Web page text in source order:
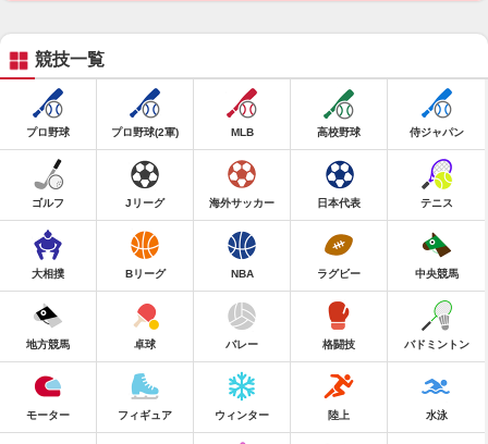
競技一覧
プロ野球 プロ野球(2軍) MLB 高校野球 侍ジャパン
ゴルフ Jリーグ 海外サッカー 日本代表 テニス
大相撲 Bリーグ NBA ラグビー 中央競馬
地方競馬 卓球 バレー 格闘技 バドミントン
モーター フィギュア ウィンター 陸上 水泳